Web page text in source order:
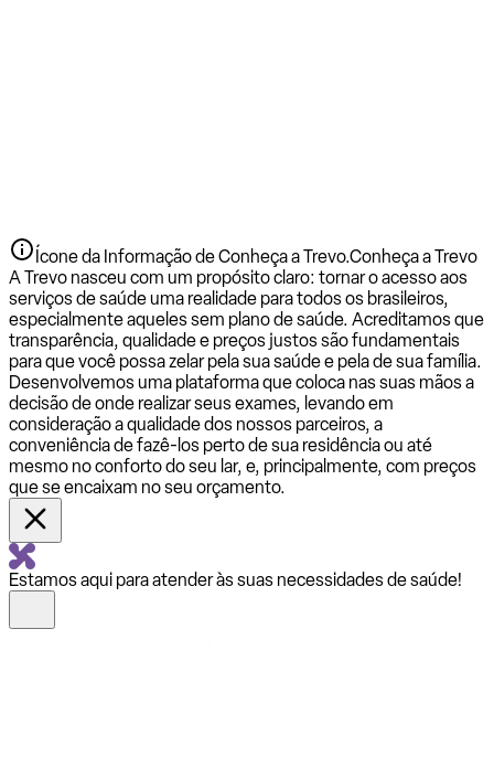
Ícone da Informação de Conheça a Trevo.Conheça a Trevo
A Trevo nasceu com um propósito claro: tornar o acesso aos
serviços de saúde uma realidade para todos os brasileiros,
especialmente aqueles sem plano de saúde. Acreditamos que
transparência, qualidade e preços justos são fundamentais
para que você possa zelar pela sua saúde e pela de sua família.
Desenvolvemos uma plataforma que coloca nas suas mãos a
decisão de onde realizar seus exames, levando em
consideração a qualidade dos nossos parceiros, a
conveniência de fazê-los perto de sua residência ou até
mesmo no conforto do seu lar, e, principalmente, com preços
que se encaixam no seu orçamento.
Estamos aqui para atender às suas necessidades de saúde!